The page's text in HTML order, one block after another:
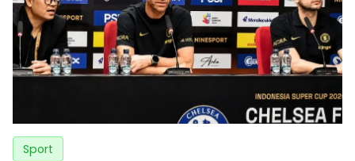
Sport